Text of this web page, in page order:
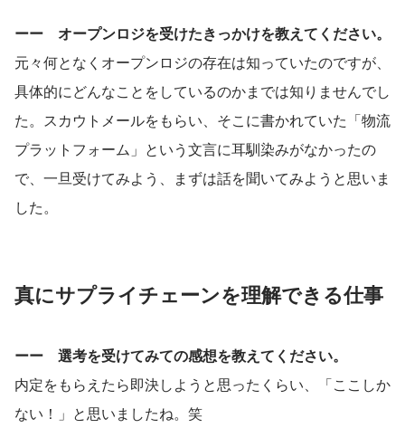
ーー　オープンロジを受けたきっかけを教えてください。
元々何となくオープンロジの存在は知っていたのですが、
具体的にどんなことをしているのかまでは知りませんでし
た。スカウトメールをもらい、そこに書かれていた「物流
プラットフォーム」という文言に耳馴染みがなかったの
で、一旦受けてみよう、まずは話を聞いてみようと思いま
した。
真にサプライチェーンを理解できる仕事
ーー　選考を受けてみての感想を教えてください。
内定をもらえたら即決しようと思ったくらい、「ここしか
ない！」と思いましたね。笑